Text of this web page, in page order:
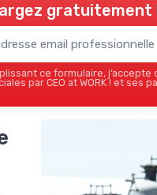
gratuitement
ce formulaire, j’accepte
par CEO at WORK ! et ses